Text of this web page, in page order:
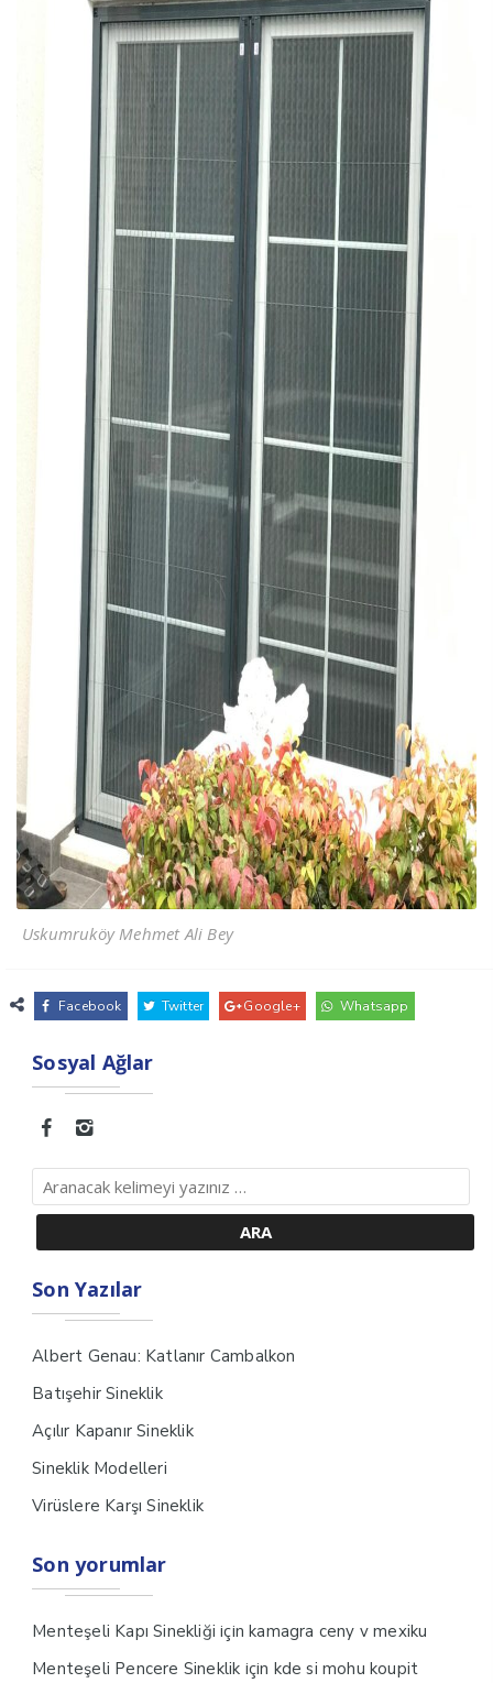
Uskumruköy Mehmet Ali Bey
Facebook Twitter Google+ Whatsapp
Sosyal Ağlar
Son Yazılar
Albert Genau: Katlanır Cambalkon
Batışehir Sineklik
Açılır Kapanır Sineklik
Sineklik Modelleri
Virüslere Karşı Sineklik
Son yorumlar
Menteşeli Kapı Sinekliği içinkamagra ceny v mexiku
Menteşeli Pencere Sineklik için kde si mohu koupit